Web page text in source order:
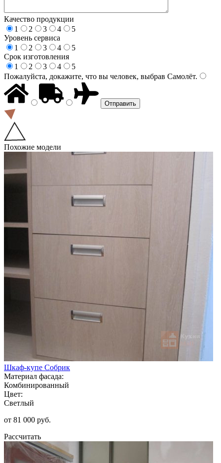
Качество продукции
1
2 3 4
5
Уровень сервиса
1
2 3 4
5
Срок изготовления
1
2 3 4
5
Пожалуйста, докажите, что вы человек, выбрав Самолёт.
Похожие модели
Шкаф-купе Собрик
Материал фасада:
Комбинированный
Цвет:
Светлый
от 81 000 руб.
Рассчитать